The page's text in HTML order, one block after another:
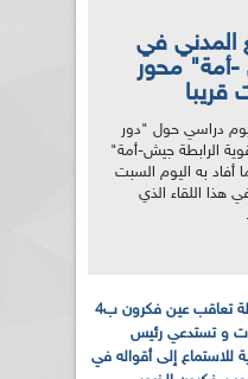
المدني في
-أمة" محور
قريبا
دراسي حول "دور
الرابطة جيش-أمة"
به اليوم السبت
هذا اللقاء الذي
الرابطة تعاقب عين فكرون ب4
و تستدعي رئيس
للاستماع إلى أقواله في